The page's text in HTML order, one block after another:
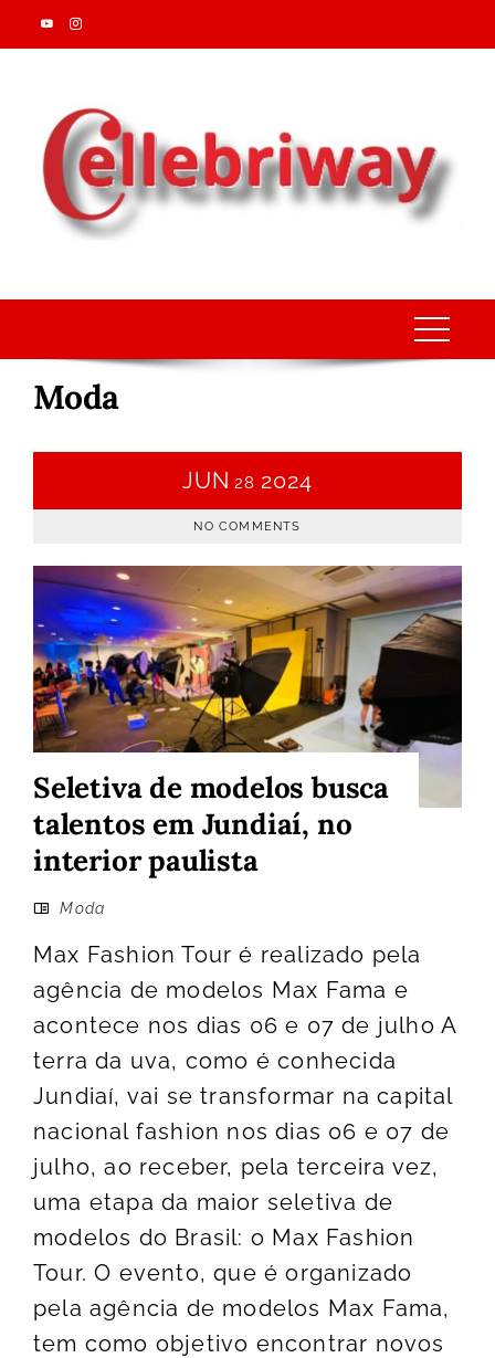
Skip
to
Moda
JUN 28 2024
NO COMMENTS
Seletiva de modelos busca
talentos em Jundiaí, no
interior paulista
Moda
Max Fashion Tour é realizado pela
agência de modelos Max Fama e
acontece nos dias 06 e 07 de julho A
terra da uva, como é conhecida
Jundiaí, vai se transformar na capital
nacional fashion nos dias 06 e 07 de
julho, ao receber, pela terceira vez,
uma etapa da maior seletiva de
modelos do Brasil: o Max Fashion
Tour. O evento, que é organizado
pela agência de modelos Max Fama,
tem como objetivo encontrar novos